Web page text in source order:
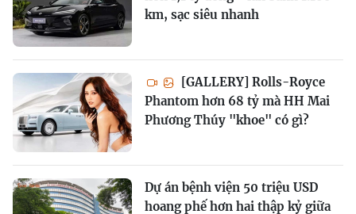
km, sạc siêu nhanh
[GALLERY] Rolls-Royce
Phantom hơn 68 tỷ mà HH Mai
Phương Thúy "khoe" có gì?
Dự án bệnh viện 50 triệu USD
hoang phế hơn hai thập kỷ giữa